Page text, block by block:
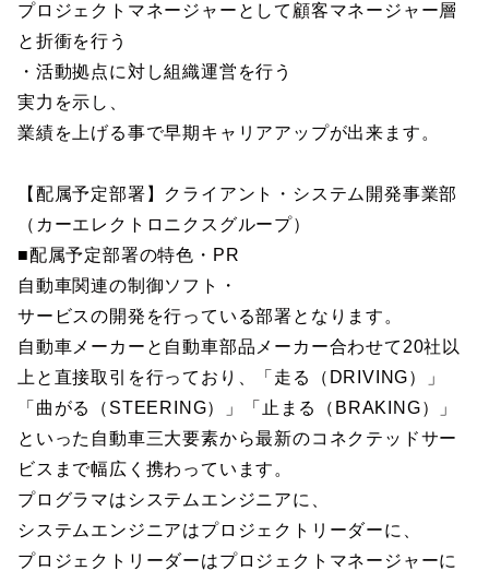
プロジェクトマネージャーとして顧客マネージャー層
と折衝を行う
・活動拠点に対し組織運営を行う
実力を示し、
業績を上げる事で早期キャリアアップが出来ます。
【配属予定部署】クライアント・システム開発事業部
（カーエレクトロニクスグループ）
■配属予定部署の特色・PR
自動車関連の制御ソフト・
サービスの開発を行っている部署となります。
自動車メーカーと自動車部品メーカー合わせて20社以
上と直接取引を行っており、「走る（DRIVING）」
「曲がる（STEERING）」「止まる（BRAKING）」
といった自動車三大要素から最新のコネクテッドサー
ビスまで幅広く携わっています。
プログラマはシステムエンジニアに、
システムエンジニアはプロジェクトリーダーに、
プロジェクトリーダーはプロジェクトマネージャーに